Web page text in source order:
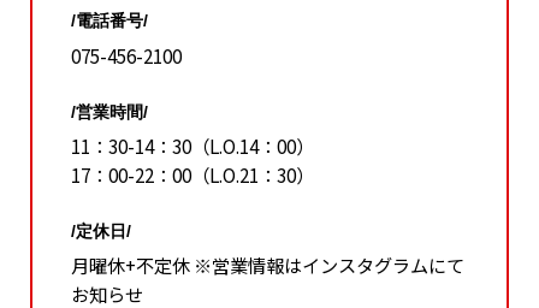
/電話番号/
075-456-2100
/営業時間/
11：30-14：30（L.O.14：00）
17：00-22：00（L.O.21：30）
/定休日/
月曜休+不定休 ※営業情報はインスタグラムにて
お知らせ